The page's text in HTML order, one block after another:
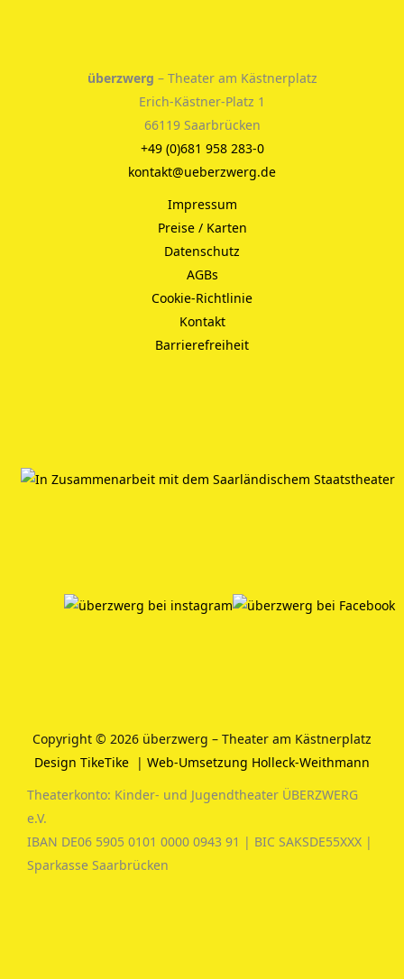
überzwerg – Theater am Kästnerplatz
Erich-Kästner-Platz 1
66119 Saarbrücken
+49 (0)681 958 283-0
kontakt@ueberzwerg.de
Impressum
Preise / Karten
Datenschutz
AGBs
Cookie-Richtlinie
Kontakt
Barrierefreiheit
Copyright © 2026 überzwerg – Theater am Kästnerplatz
Design TikeTike | Web-Umsetzung Holleck-Weithmann
Theaterkonto: Kinder- und Jugendtheater ÜBERZWERG
e.V.
IBAN DE06 5905 0101 0000 0943 91 | BIC SAKSDE55XXX |
Sparkasse Saarbrücken